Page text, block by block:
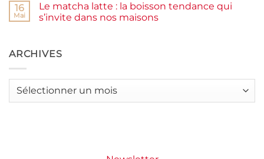
testé
Packman
Burgers &
Grande
Motte
sur
Recettes
d’été
j’ai
créé
à
16
Mai
Le matcha latte : la boisson tendance qui
s’invite dans nos maisons
Le
matcha
boisson
ARCHIVES
Archives